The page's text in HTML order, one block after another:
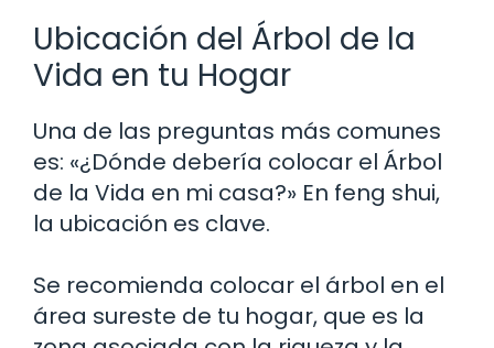
Ubicación del Árbol de la
Vida en tu Hogar
Una de las preguntas más comunes
es: «¿Dónde debería colocar el Árbol
de la Vida en mi casa?» En feng shui,
la ubicación es clave.
Se recomienda colocar el árbol en el
área sureste de tu hogar, que es la